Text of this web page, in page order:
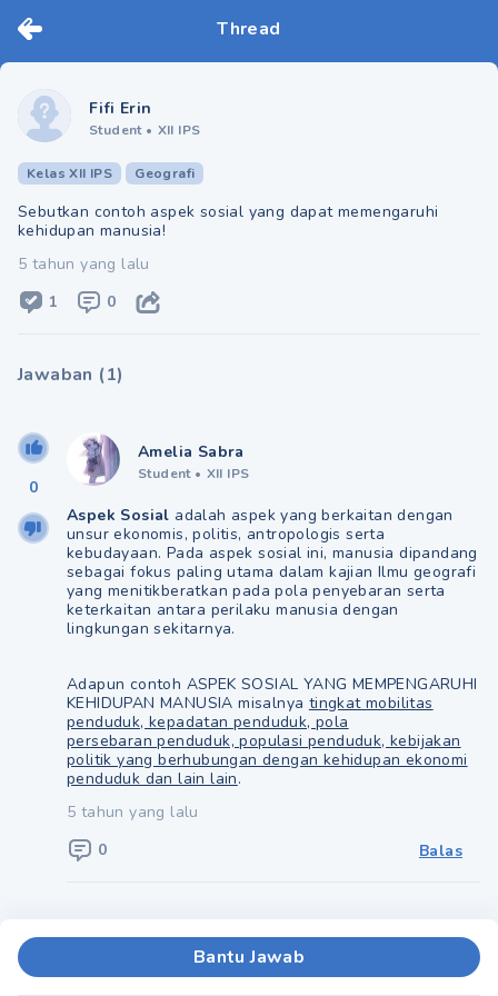
Thread
Fifi Erin
Student • XII IPS
Kelas XII IPS Geografi
Sebutkan contoh aspek sosial yang dapat memengaruhi
kehidupan manusia!
5 tahun yang lalu
1
0
Jawaban (1)
0
Amelia Sabra
Student • XII IPS
Aspek Sosial adalah aspek yang berkaitan dengan
unsur ekonomis, politis, antropologis serta
kebudayaan. Pada aspek sosial ini, manusia dipandang
sebagai fokus paling utama dalam kajian Ilmu geografi
yang menitikberatkan pada pola penyebaran serta
keterkaitan antara perilaku manusia dengan
lingkungan sekitarnya.
Adapun contoh ASPEK SOSIAL YANG MEMPENGARUHI
KEHIDUPAN MANUSIA misalnya tingkat mobilitas
penduduk, kepadatan penduduk, pola
persebaran penduduk, populasi penduduk, kebijakan
politik yang berhubungan dengan kehidupan ekonomi
penduduk dan lain lain.
5 tahun yang lalu
0
Balas
Bantu Jawab